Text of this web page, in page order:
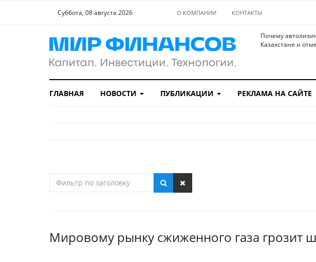
Суббота, 08 августа 2026 О КОМПАНИИ КОНТАКТЫ
Почему
Казахстане и
ГЛАВНАЯ НОВОСТИ ПУБЛИКАЦИИ РЕКЛАМА НА САЙТЕ
Мировому рынку сжиженного газа грозит